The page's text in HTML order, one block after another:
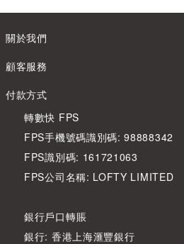
關於我們
顧客服務
付款方式
轉數快 FPS
FPS手機號碼識別碼: 98888342
FPS識別碼: 161721063
FPS公司名稱: LOFTY LIMITED
銀行戶口轉賬
銀行: 香港上海滙豐銀行